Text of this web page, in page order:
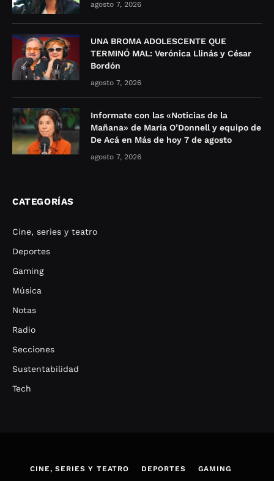
agosto 7, 2026
UNA BROMA ADOLESCENTE QUE
TERMINÓ MAL: Verónica Llinás y César
Bordón
agosto 7, 2026
Informate con las «Noticias de la
Mañana» de María O’Donnell y equipo de
De Acá en Más de hoy 7 de agosto
agosto 7, 2026
CATEGORÍAS
Cine, series y teatro
Deportes
Gaming
Música
Notas
Radio
Secciones
Sustentabilidad
Tech
CINE, SERIES Y TEATRO DEPORTES GAMING